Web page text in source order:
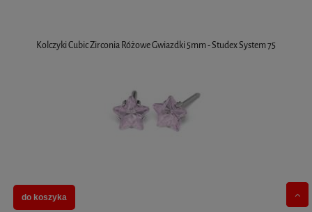
Kolczyki Cubic Zirconia Różowe Gwiazdki 5mm - Studex System 75
do koszyka